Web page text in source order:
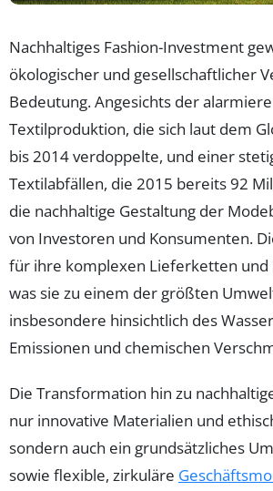
Nachhaltiges Fashion-Investment
ökologischer und gesellschaftlicher
Bedeutung. Angesichts der
Textilproduktion, die sich laut dem
bis 2014 verdoppelte, und einer
Textilabfällen, die 2015 bereits 92
die nachhaltige Gestaltung der
von Investoren und Konsumenten.
für ihre komplexen Lieferketten und
was sie zu einem der größten
insbesondere hinsichtlich des
Emissionen und chemischen
Die Transformation hin zu
nur innovative Materialien und
sondern auch ein grundsätzliches
sowie flexible, zirkuläre